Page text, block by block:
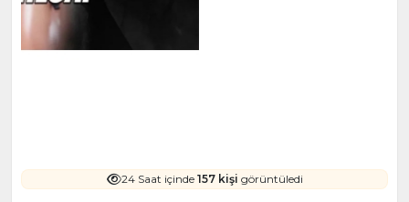
24 Saat içinde 157 kişi görüntüledi